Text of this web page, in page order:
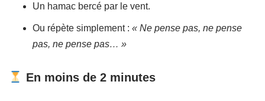
Un hamac bercé par le vent.
Ou répète simplement : « Ne pense pas, ne pense
pas, ne pense pas… »
En moins de 2 minutes